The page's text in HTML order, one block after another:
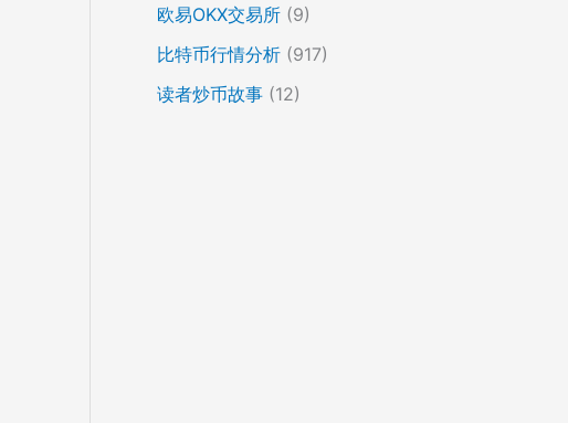
欧易OKX交易所 (9)
比特币行情分析 (917)
读者炒币故事 (12)